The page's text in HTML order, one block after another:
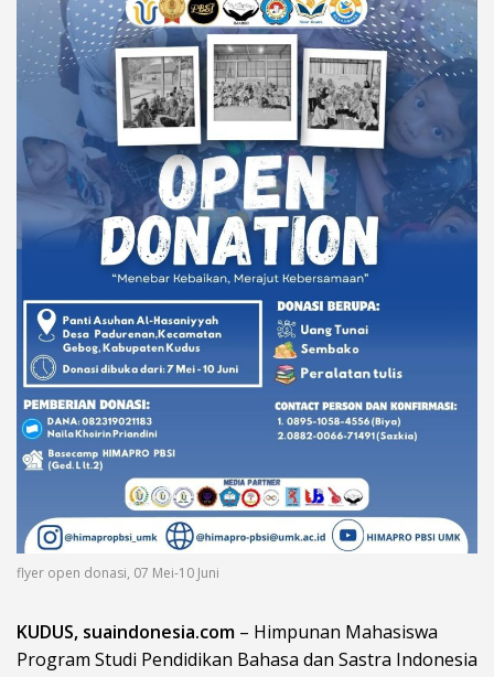
flyer open donasi, 07 Mei-10 Juni
KUDUS, suaindonesia.com – Himpunan Mahasiswa
Program Studi Pendidikan Bahasa dan Sastra Indonesia